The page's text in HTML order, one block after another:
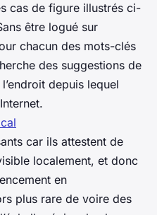
cas de figure illustrés ci-
être logué sur
chacun des mots-clés
des suggestions de
depuis lequel
car ils attestent de
localement, et donc
en
plus rare de voire des